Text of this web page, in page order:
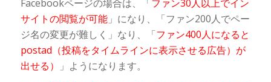
Facebookページの場合は、「ファン30人以上でイン
サイトの閲覧が可能」になり、「ファン200人でペー
ジ名の変更が難しく」なり、「ファン400人になると
postad（投稿をタイムラインに表示させる広告）が
出せる）
」ようになります。